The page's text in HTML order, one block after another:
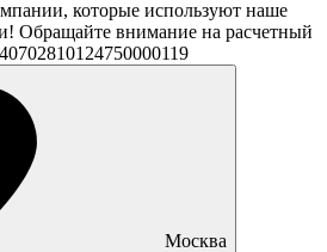
которые используют наше
Обращайте внимание на расчетный
Москва